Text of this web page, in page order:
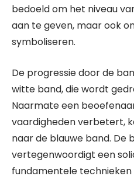
bedoeld om het niveau
aan te geven, maar ook
symboliseren.
De progressie door de
witte band, die wordt
Naarmate een
vaardigheden verbetert,
naar de blauwe band. De
vertegenwoordigt een
fundamentele technieken